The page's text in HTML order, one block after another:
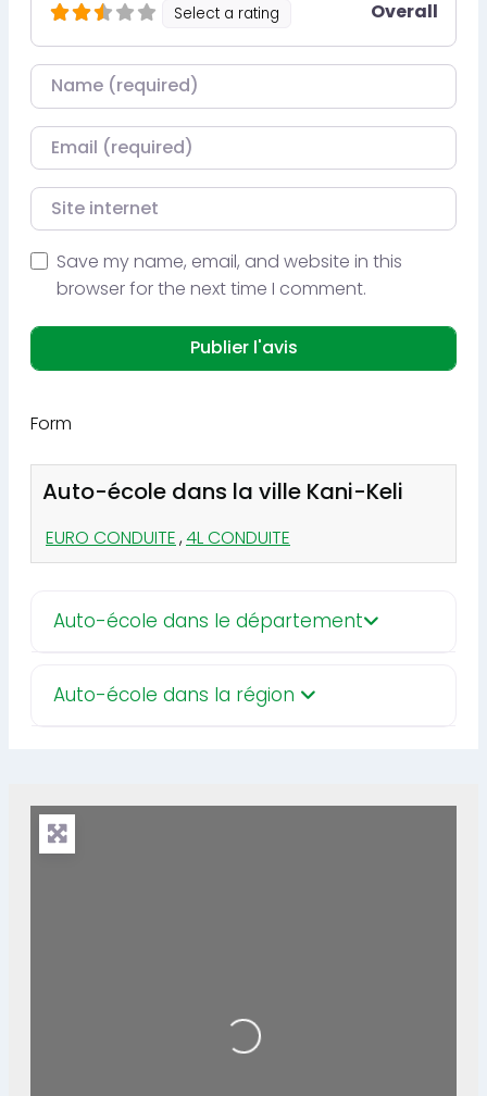
Select a rating Overall
Nom
Courriel
Site internet
Save my name, email, and website in this
browser for the next time I comment.
Form
Auto-école dans la ville Kani-Keli
EURO CONDUITE,4L CONDUITE
Auto-école dans le département
Auto-école dans la région
Loading...